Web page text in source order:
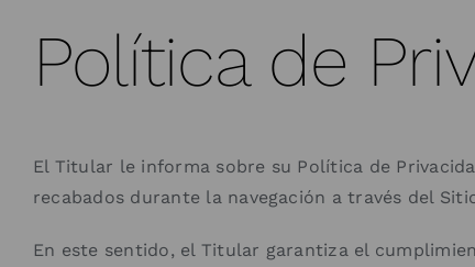
Política de
El Titular le informa sobre su Política de
recabados durante la navegación a través del
En este sentido, el Titular garantiza el